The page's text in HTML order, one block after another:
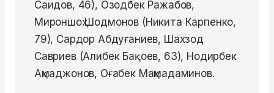
Саидов, 46), Озодбек Ражабов,
Мироншоҳ Шодмонов (Никита Карпенко,
79), Сардор Абдуғаниев, Шахзод
Савриев (Алибек Бақоев, 63), Нодирбек
Аҳмаджонов, Оғабек Маҳмадаминов.